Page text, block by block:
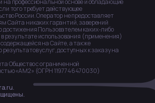
на профессиональной основе и обладающие
того требует действующее
России. Оператор не предоставляет
Сайта никаких гарантий, заверений
достижения Пользователем каких-либо
в результате использования (применения)
на Сайте, а также
услуг, доступных к заказу на
Общество с ограниченной
«АМ2» (ОГРН 1197746470030)